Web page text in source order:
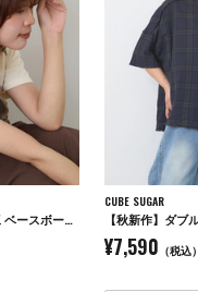
【秋新作】ダメージ加工 ベースボール キャップ
CUBE SUGAR
¥7,590 （税込）